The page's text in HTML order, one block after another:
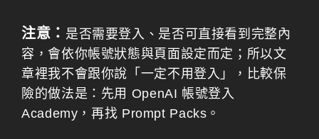
注意： 是否需要登入、是否可直接看到完整內
容，會依你帳號狀態與頁面設定而定；所以文
章裡我不會跟你說「一定不用登入」，比較保
險的做法是：先用 OpenAI 帳號登入
Academy，再找 Prompt Packs。